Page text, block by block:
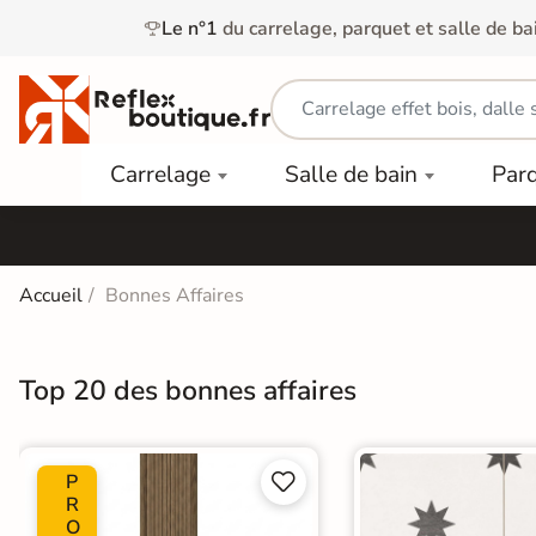
Le n°1 du carrelage, parquet et salle de
Carrelage
Carrelage
Extérieur
Dalle
Carrelage
Bain
Colle &
Finition
Salle de bain
Douche
Carrelage
Salle de
Bain
Contrecollé
COULEUR
Bois
clair
TYPE
Dalles
Lames
Accueil Bonnes Affaires
Top 20 des bonnes affaires
P
R
O

